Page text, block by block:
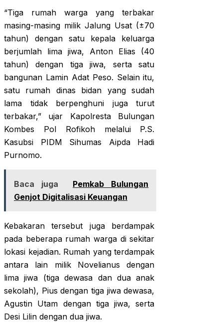
“Tiga rumah warga yang terbakar
masing-masing milik Jalung Usat (±70
tahun) dengan satu kepala keluarga
berjumlah lima jiwa, Anton Elias (40
tahun) dengan tiga jiwa, serta satu
bangunan Lamin Adat Peso. Selain itu,
satu rumah dinas bidan yang sudah
lama tidak berpenghuni juga turut
terbakar,” ujar Kapolresta Bulungan
Kombes Pol Rofikoh melalui P.S.
Kasubsi PIDM Sihumas Aipda Hadi
Purnomo.
Baca juga
Pemkab Bulungan
Genjot Digitalisasi Keuangan
Kebakaran tersebut juga berdampak
pada beberapa rumah warga di sekitar
lokasi kejadian. Rumah yang terdampak
antara lain milik Novelianus dengan
lima jiwa (tiga dewasa dan dua anak
sekolah), Pius dengan tiga jiwa dewasa,
Agustin Utam dengan tiga jiwa, serta
Desi Lilin dengan dua jiwa.